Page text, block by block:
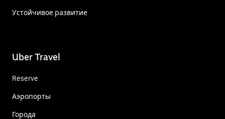
Устойчивое развитие
Uber Travel
Reserve
Аэропорты
Города